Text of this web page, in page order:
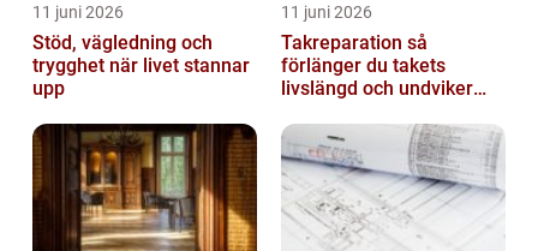
11 juni 2026
Stöd, vägledning och
trygghet när livet stannar
upp
11 juni 2026
Takreparation så
förlänger du takets
livslängd och undviker